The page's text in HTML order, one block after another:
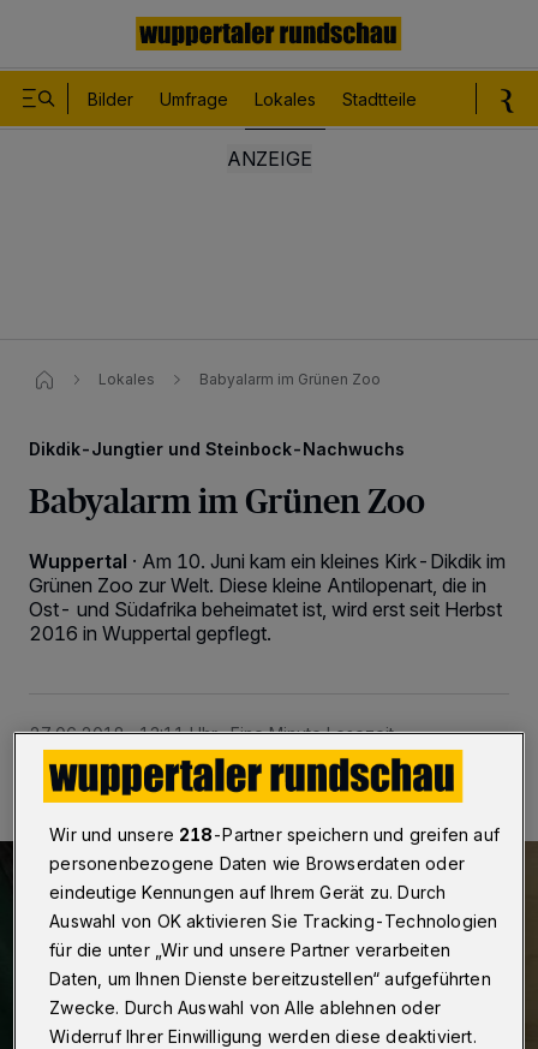
Bilder Umfrage Lokales Stadtteile
Lokales Babyalarm im Grünen Zoo
Dikdik-Jungtier und Steinbock-Nachwuchs
Babyalarm im Grünen Zoo
Wuppertal · Am 10. Juni kam ein kleines Kirk-Dikdik im
Grünen Zoo zur Welt. Diese kleine Antilopenart, die in
Ost- und Südafrika beheimatet ist, wird erst seit Herbst
2016 in Wuppertal gepflegt.
27.06.2018 , 13:11 Uhr Eine Minute Lesezeit
Wir und unsere 218-Partner speichern und greifen auf
personenbezogene Daten wie Browserdaten oder
eindeutige Kennungen auf Ihrem Gerät zu. Durch
Auswahl von OK aktivieren Sie Tracking-Technologien
für die unter „Wir und unsere Partner verarbeiten
Daten, um Ihnen Dienste bereitzustellen“ aufgeführten
Zwecke. Durch Auswahl von Alle ablehnen oder
Widerruf Ihrer Einwilligung werden diese deaktiviert.